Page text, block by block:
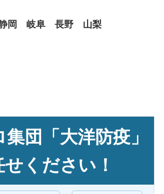
岡 岐阜 長野 山梨
団「大洋防疫」
ください！